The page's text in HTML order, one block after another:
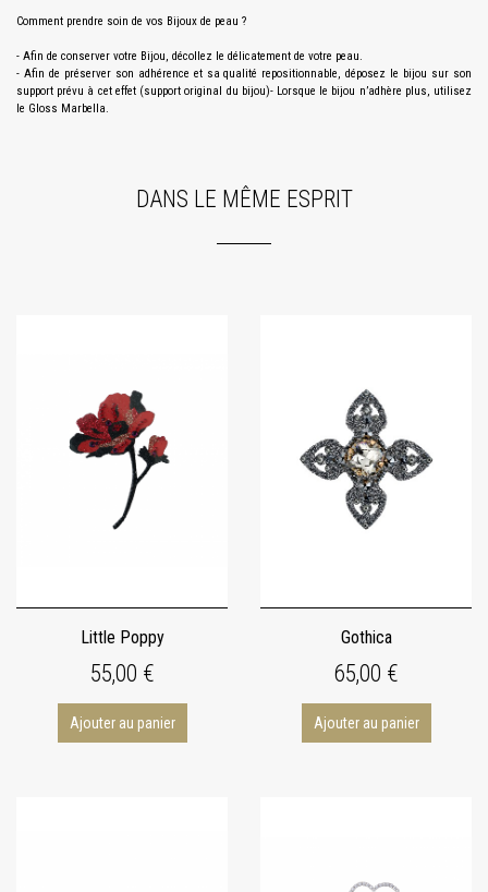
Comment prendre soin de vos Bijoux de peau ?
- Afin de conserver votre Bijou, décollez le délicatement de votre peau.
- Afin de préserver son adhérence et sa qualité repositionnable, déposez le bijou sur son
support prévu à cet effet (support original du bijou)- Lorsque le bijou n’adhère plus, utilisez
le Gloss Marbella.
DANS LE MÊME ESPRIT
Little Poppy
55,00 €
Ajouter au panier
Gothica
65,00 €
Ajouter au panier